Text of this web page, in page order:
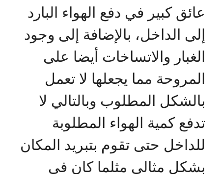
عائق كبير في دفع الهواء البارد
إلى الداخل، بالإضافة إلى وجود
الغبار والاتساخات أيضا على
المروحة مما يجعلها لا تعمل
بالشكل المطلوب وبالتالي لا
تدفع كمية الهواء المطلوبة
للداخل حتى تقوم بتبريد المكان
بشكل مثالي مثلما كان في